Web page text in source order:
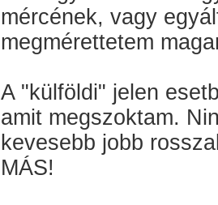
mércének, vagy
megmérettetem
A "külföldi" jelen
amit megszoktam.
kevesebb jobb
MÁS!